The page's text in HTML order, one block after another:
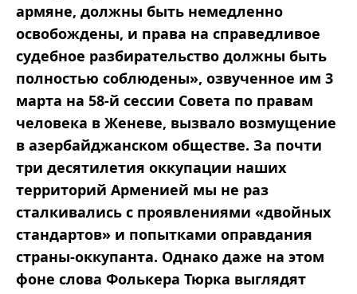
армяне, должны быть немедленно
освобождены, и права на справедливое
судебное разбирательство должны быть
полностью соблюдены», озвученное им 3
марта на 58-й сессии Совета по правам
человека в Женеве, вызвало возмущение
в азербайджанском обществе. За почти
три десятилетия оккупации наших
территорий Арменией мы не раз
сталкивались с проявлениями «двойных
стандартов» и попытками оправдания
страны-оккупанта. Однако даже на этом
фоне слова Фолькера Тюрка выглядят